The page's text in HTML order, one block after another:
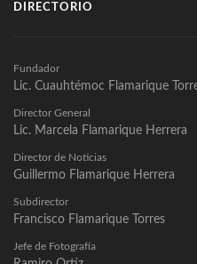
DIRECTORIO
Fundador
Lic. Cuauhtémoc Flamarique
Director General
Lic. Marcela Flamarique Herrera
Director de Noticias
Guillermo Flamarique Herrera
Subdirector
Francisco Flamarique Torres
Jefe de Fotografía